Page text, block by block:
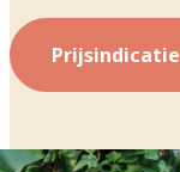
Prijsindicatie